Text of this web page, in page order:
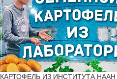
КАРТОФЕЛЬ ИЗ ИНСТИТУТА